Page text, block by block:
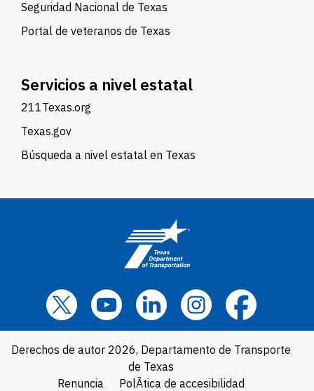
Seguridad Nacional de Texas
Portal de veteranos de Texas
Servicios a nivel estatal
211Texas.org
Texas.gov
Búsqueda a nivel estatal en Texas
Derechos de autor 2026, Departamento de Transporte
de Texas
Renuncia
PolÃ­tica de accesibilidad